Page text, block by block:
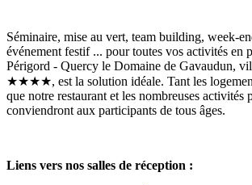
Séminaire, mise au vert, team building, week-
événement festif ... pour toutes vos activités en
Périgord - Quercy le Domaine de Gavaudun,
★★★★, est la solution idéale. Tant les
que notre restaurant et les nombreuses activités
conviendront aux participants de tous âges.
Liens vers nos salles de réception :